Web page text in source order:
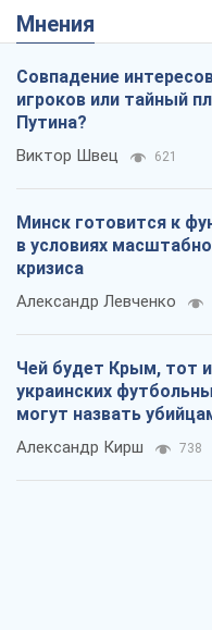
Мнения
Совпадение
игроков или тайный
Путина?
Виктор Швец 621
Минск готовится к
в условиях
кризиса
Александр Левченко
Чей будет Крым, тот
украинских
могут назвать
Александр Кирш 738